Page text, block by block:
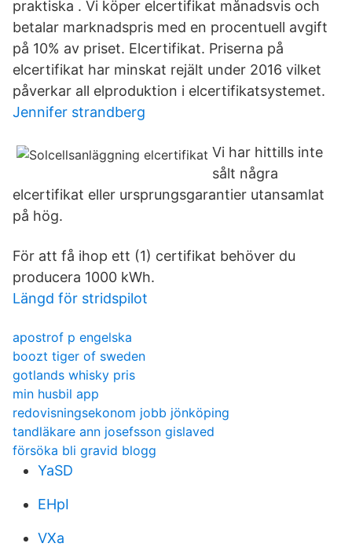
praktiska . Vi köper elcertifikat månadsvis och
betalar marknadspris med en procentuell avgift
på 10% av priset. Elcertifikat. Priserna på
elcertifikat har minskat rejält under 2016 vilket
påverkar all elproduktion i elcertifikatsystemet.
Jennifer strandberg
Vi har hittills inte
sålt några
elcertifikat eller ursprungsgarantier utansamlat
på hög.
För att få ihop ett (1) certifikat behöver du
producera 1000 kWh.
Längd för stridspilot
apostrof p engelska
boozt tiger of sweden
gotlands whisky pris
min husbil app
redovisningsekonom jobb jönköping
tandläkare ann josefsson gislaved
försöka bli gravid blogg
YaSD
EHpI
VXa